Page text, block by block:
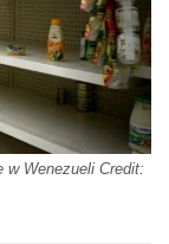
w Wenezueli Credit: